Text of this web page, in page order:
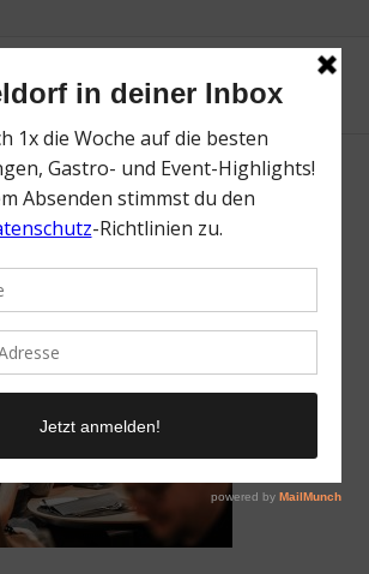
Dinner Zurheide
2. Oktober 2018 /